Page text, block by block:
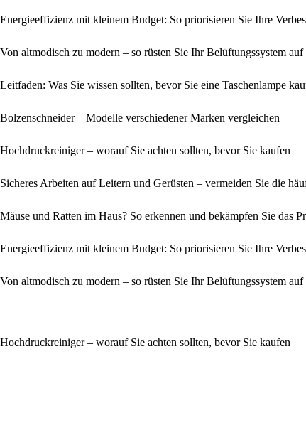
Energieeffizienz mit kleinem Budget: So priorisieren Sie Ihre
Von altmodisch zu modern – so rüsten Sie Ihr Belüftungssystem auf
Leitfaden: Was Sie wissen sollten, bevor Sie eine Taschenlampe
Bolzenschneider – Modelle verschiedener Marken vergleichen
Hochdruckreiniger – worauf Sie achten sollten, bevor Sie kaufen
Sicheres Arbeiten auf Leitern und Gerüsten – vermeiden Sie die
Mäuse und Ratten im Haus? So erkennen und bekämpfen Sie das
Energieeffizienz mit kleinem Budget: So priorisieren Sie Ihre
Von altmodisch zu modern – so rüsten Sie Ihr Belüftungssystem auf
Hochdruckreiniger – worauf Sie achten sollten, bevor Sie kaufen